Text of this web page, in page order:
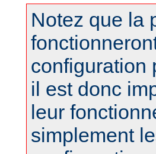
Notez que la
configuration
il est donc
leur
simplement